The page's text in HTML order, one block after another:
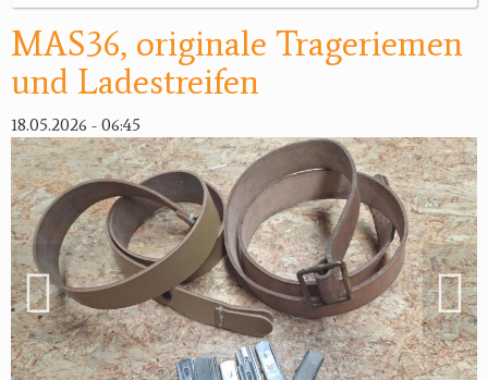
Antikes
Geschenke
Reviereinrichtungen
MAS36, originale Trageriemen
und Ladestreifen
18.05.2026 - 06:45